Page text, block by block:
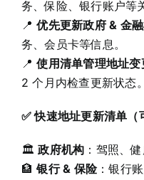
务、保险、银行账户等
📍优先更新政府 & 金
务、会员卡等信息。
📍使用清单管理地址变
2 个月内检查更新状态。
✅ 快速地址更新清单（
🏛政府机构 ：驾照、
🏦银行 & 保险：银行